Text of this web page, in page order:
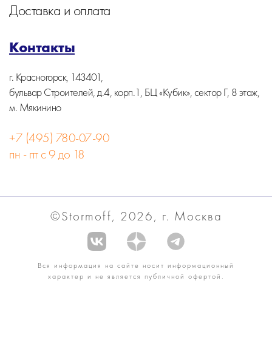
Доставка и оплата
Контакты
г. Красногорск, 143401,
бульвар Строителей, д.4, корп.1, БЦ «Кубик», сектор Г, 8 этаж,
м. Мякинино
+7 (495) 780-07-90
пн - пт с 9 до 18
©Stormoff, 2026, г. Москва
Вся информация на сайте носит информационный
характер и не является публичной офертой.